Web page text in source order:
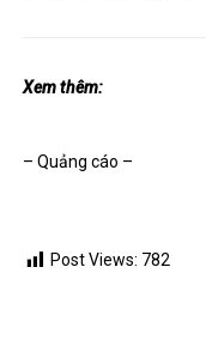
Xem thêm:
– Quảng cáo –
Post Views: 782